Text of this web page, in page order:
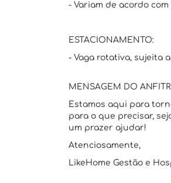
- Variam de acordo
ESTACIONAMENTO:
- Vaga rotativa, sujeita
MENSAGEM DO
Estamos aqui para
para o que precisar,
um prazer ajudar!
Atenciosamente,
LikeHome Gestão e